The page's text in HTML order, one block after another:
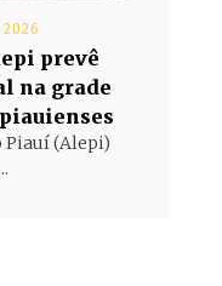
2026
prevê
na grade
Piauí (Alepi)